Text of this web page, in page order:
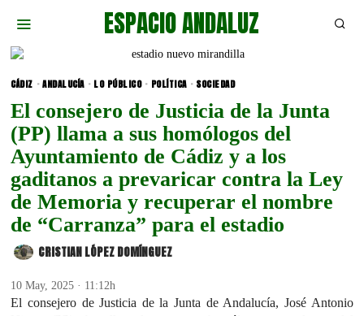
ESPACIO ANDALUZ
CÁDIZ · ANDALUCÍA · LO PÚBLICO · POLÍTICA · SOCIEDAD
El consejero de Justicia de la Junta
(PP) llama a sus homólogos del
Ayuntamiento de Cádiz y a los
gaditanos a prevaricar contra la Ley
de Memoria y recuperar el nombre
de “Carranza” para el estadio
CRISTIAN LÓPEZ DOMÍNGUEZ
10 May, 2025 · 11:12h
El consejero de Justicia de la Junta de Andalucía, José Antonio